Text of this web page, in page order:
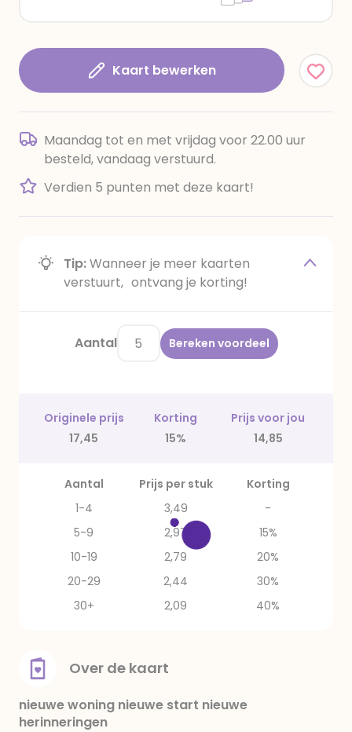
Kaart bewerken
Maandag tot en met vrijdag voor 22.00 uur
besteld, vandaag verstuurd.
Verdien 5 punten met deze kaart!
Tip:Wanneer je meer kaarten
verstuurt, ontvang je korting!
Aantal Bereken voordeel
Originele prijs Korting
Prijs voor jou
17,45
15% 14,85
Aantal Prijs per stuk
Korting
1-4
3,49
-
5-9
2,97
15%
10-19
2,79
20%
20-29
2,44
30%
30+
2,09 40%
Over de kaart
nieuwe woning nieuwe start nieuwe
herinneringen